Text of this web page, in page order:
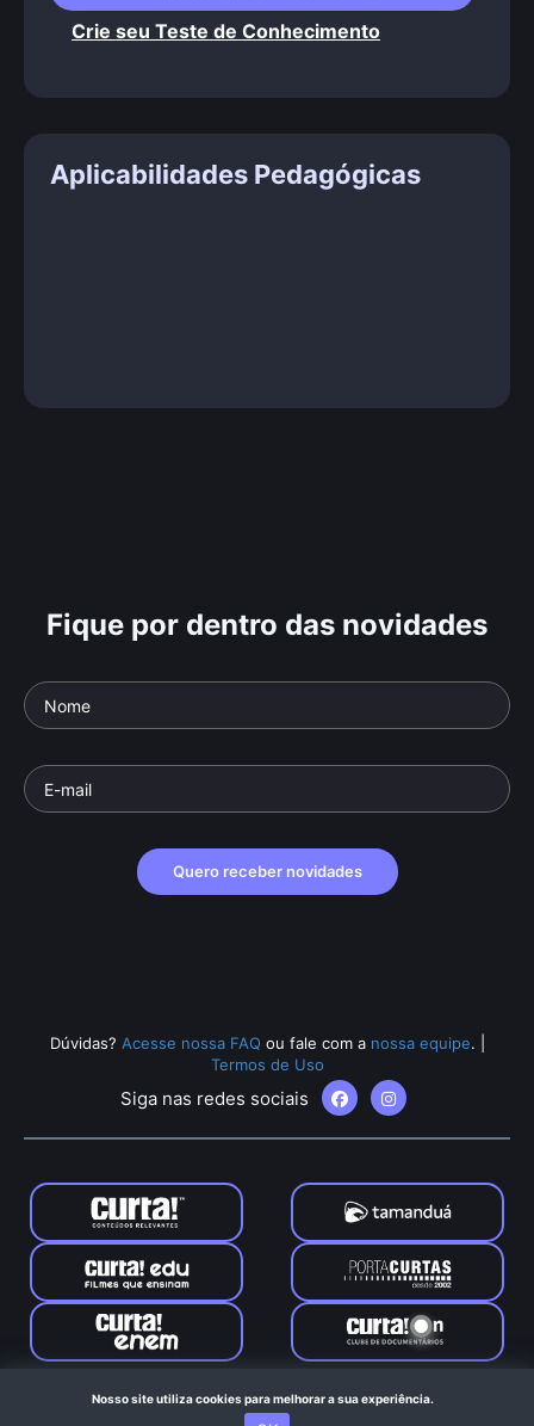
Crie seu Teste de Conhecimento
Aplicabilidades Pedagógicas
Fique por dentro das novidades
Quero receber novidades
Dúvidas? Acesse nossa FAQ ou fale com a nossa equipe.
Termos de Uso
Siga nas redes sociais
Tamanduá © 2024. Todos os direitos reservados. Feito com
no Rio de Janeiro
Nosso site utiliza cookies para melhorar a sua experiência.